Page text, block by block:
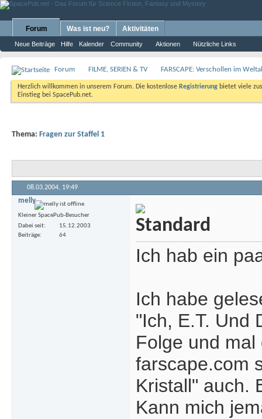
Forum
Neue Beiträge Hilfe Kalender Community Aktionen Nützliche Links
Was ist neu? Aktivitäten
Forum FILME, SERIEN & TV FARSCAPE: Verschollen im
Herzlich willkommen in unserem Forum. Die kostenlose Registrierung bietet viele
Einstieg bei SpacePub.net.
Thema: Fragen zur Staffel 1
08.03.2004, 19:49
melly
Kleiner SpacePub-Besucher
Dabei seit
15.12.2003
Beiträge
64
Ich hab ein
Ich habe
"Ich, E.T. Und
Folge und
farscape.com
Kristall" auch.
Kann mich